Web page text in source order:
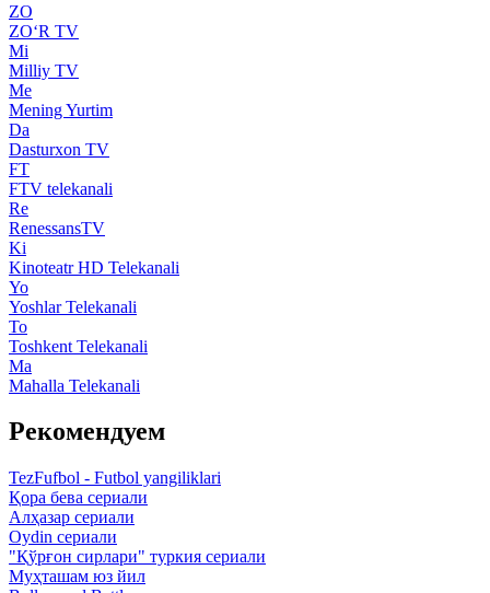
ZO
ZO‘R TV
Mi
Milliy TV
Me
Mening Yurtim
Da
Dasturxon TV
FT
FTV telekanali
Re
RenessansTV
Ki
Kinoteatr HD Telekanali
Yo
Yoshlar Telekanali
To
Toshkent Telekanali
Ma
Mahalla Telekanali
Рекомендуем
TezFufbol - Futbol yangiliklari
Қора бева сериали
Алҳазар сериали
Oydin сериали
"Қўрғон сирлари" туркия сериали
Муҳташам юз йил